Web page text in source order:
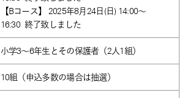
【Bコース】 2025年8月24日(日) 14:00～
16:30 終了致しました
小学3～6年生とその保護者（2人1組）
10組（申込多数の場合は抽選）